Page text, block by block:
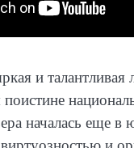
и
поистине
началась еще в